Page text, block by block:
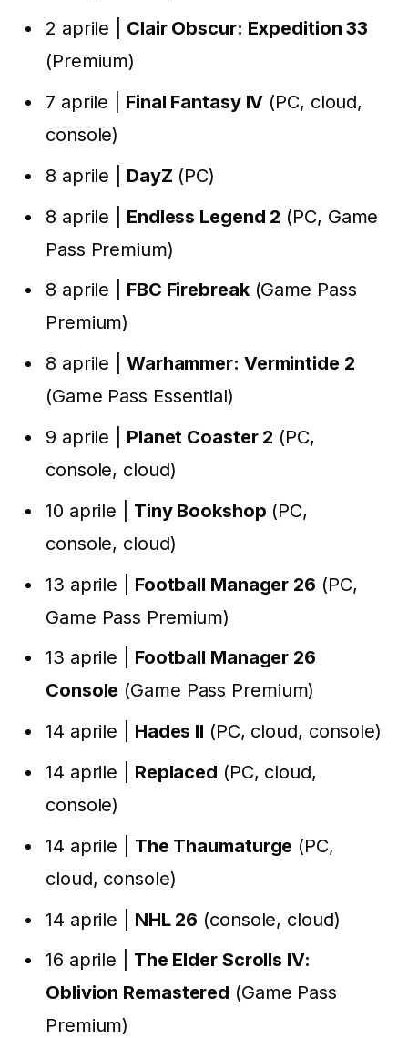
2 aprile | Clair Obscur: Expedition 33
(Premium)
7 aprile | Final Fantasy IV (PC, cloud,
console)
8 aprile | DayZ (PC)
8 aprile | Endless Legend 2 (PC, Game
Pass Premium)
8 aprile | FBC Firebreak(Game Pass
Premium)
8 aprile | Warhammer: Vermintide 2
(Game Pass Essential)
9 aprile | Planet Coaster 2 (PC,
console, cloud)
10 aprile | Tiny Bookshop (PC,
console, cloud)
13 aprile | Football Manager 26 (PC,
Game Pass Premium)
13 aprile | Football Manager 26
Console (Game Pass Premium)
14 aprile | Hades II (PC, cloud, console)
14 aprile | Replaced (PC, cloud,
console)
14 aprile | The Thaumaturge (PC,
cloud, console)
14 aprile | NHL 26 (console, cloud)
16 aprile | The Elder Scrolls IV:
Oblivion Remastered (Game Pass
Premium)